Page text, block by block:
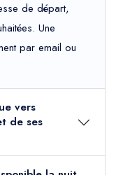
de départ,
Une
par email ou
vers
de ses